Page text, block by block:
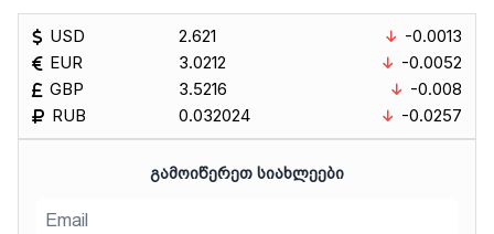
USD
EUR
GBP
RUB
2.621
3.0212
3.5216
0.032024
-0.0013
-0.0052
-0.008
-0.0257
ᲒᲐᲛᲝᲘᲬᲔᲠᲔᲗ ᲡᲘᲐᲮᲚᲔᲔᲑᲘ